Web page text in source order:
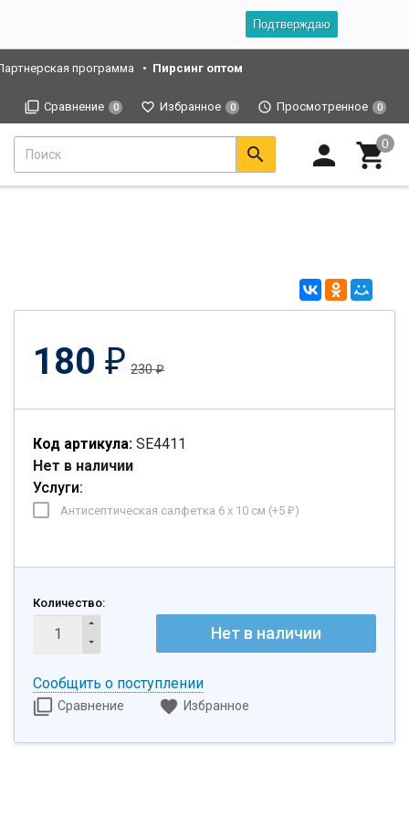
Подтверждаю
программа Пирсинг оптом
Сравнение 0 Избранное 0 Просмотренное 0
180 ₽ 230₽
Код артикула: SE4411
Нет в наличии
Услуги:
Антисептическая салфетка 6 х 10 см (+5 ₽ )
Количество:
Нет в наличии
Сообщить о поступлении
Сравнение Избранное